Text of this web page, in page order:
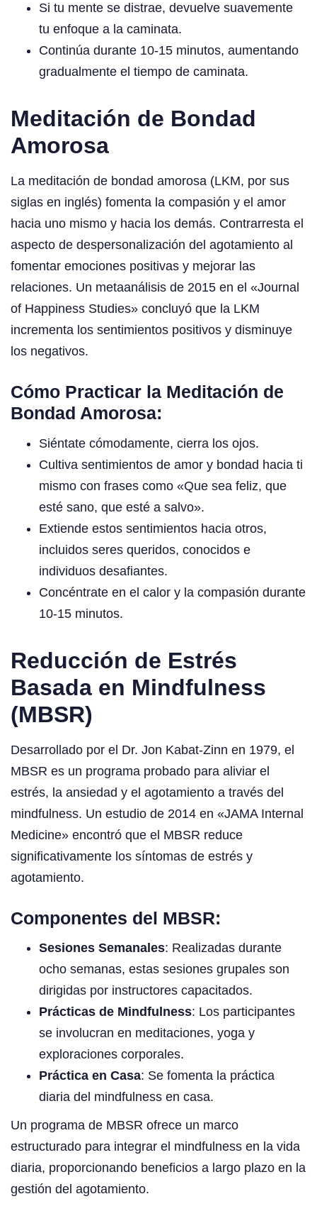
Si tu mente se distrae, devuelve suavemente
tu enfoque a la caminata.
Continúa durante 10-15 minutos, aumentando
gradualmente el tiempo de caminata.
Meditación de Bondad
Amorosa
La meditación de bondad amorosa (LKM, por sus
siglas en inglés) fomenta la compasión y el amor
hacia uno mismo y hacia los demás. Contrarresta el
aspecto de despersonalización del agotamiento al
fomentar emociones positivas y mejorar las
relaciones. Un metaanálisis de 2015 en el «Journal
of Happiness Studies» concluyó que la LKM
incrementa los sentimientos positivos y disminuye
los negativos.
Cómo Practicar la Meditación de
Bondad Amorosa:
Siéntate cómodamente, cierra los ojos.
Cultiva sentimientos de amor y bondad hacia ti
mismo con frases como «Que sea feliz, que
esté sano, que esté a salvo».
Extiende estos sentimientos hacia otros,
incluidos seres queridos, conocidos e
individuos desafiantes.
Concéntrate en el calor y la compasión durante
10-15 minutos.
Reducción de Estrés
Basada en Mindfulness
(MBSR)
Desarrollado por el Dr. Jon Kabat-Zinn en 1979, el
MBSR es un programa probado para aliviar el
estrés, la ansiedad y el agotamiento a través del
mindfulness. Un estudio de 2014 en «JAMA Internal
Medicine» encontró que el MBSR reduce
significativamente los síntomas de estrés y
agotamiento.
Componentes del MBSR:
Sesiones Semanales: Realizadas durante
ocho semanas, estas sesiones grupales son
dirigidas por instructores capacitados.
Prácticas de Mindfulness: Los participantes
se involucran en meditaciones, yoga y
exploraciones corporales.
Práctica en Casa: Se fomenta la práctica
diaria del mindfulness en casa.
Un programa de MBSR ofrece un marco
estructurado para integrar el mindfulness en la vida
diaria, proporcionando beneficios a largo plazo en la
gestión del agotamiento.